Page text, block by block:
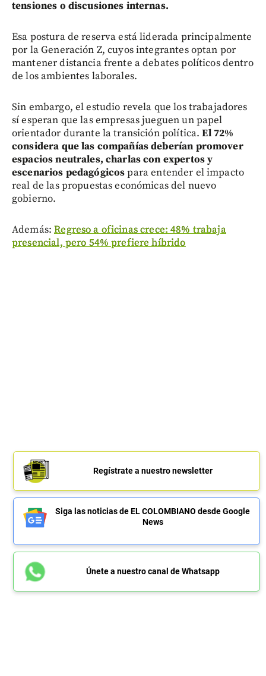
tensiones o discusiones internas.
Esa postura de reserva está liderada principalmente
por la Generación Z, cuyos integrantes optan por
mantener distancia frente a debates políticos dentro
de los ambientes laborales.
Sin embargo, el estudio revela que los trabajadores
sí esperan que las empresas jueguen un papel
orientador durante la transición política.El 72%
considera que las compañías deberían promover
espacios neutrales, charlas con expertos y
escenarios pedagógicospara entender el impacto
real de las propuestas económicas del nuevo
gobierno.
Además:Regreso a oficinas crece: 48% trabaja
presencial, pero 54% prefiere híbrido
Regístrate a nuestro newsletter
Siga las noticias de EL COLOMBIANO desde Google
News
Únete a nuestro canal de Whatsapp